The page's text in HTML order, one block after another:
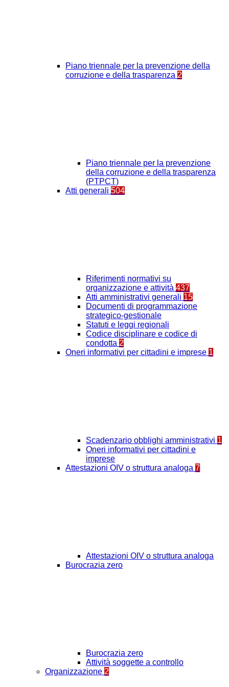
Piano triennale per la prevenzione della
corruzione e della trasparenza 2
Piano triennale per la prevenzione
della corruzione e della trasparenza
(PTPCT)
Atti generali 504
Riferimenti normativi su
organizzazione e attività 437
Atti amministrativi generali 15
Documenti di programmazione
strategico-gestionale
Statuti e leggi regionali
Codice disciplinare e codice di
condotta 2
Oneri informativi per cittadini e imprese 1
Scadenzario obblighi amministrativi 1
Oneri informativi per cittadini e
imprese
Attestazioni OIV o struttura analoga 7
Attestazioni OIV o struttura analoga
Burocrazia zero
Burocrazia zero
Attività soggette a controllo
Organizzazione 2